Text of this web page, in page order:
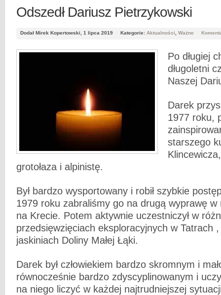
Odszedł Dariusz Pietrzykowski
Dodał Mirek Kopertowski, 1 lipca 2019 Kategorie: Aktualności Ważne
Po długiej
długoletni
Naszej
Darek
1977 roku,
starszego
grotołaza i alpinistę.
Był bardzo wysportowany i robił szybkie
1979 roku zabraliśmy go na drugą wyprawę
na Krecie. Potem aktywnie uczestniczył w
przedsięwzięciach eksploracyjnych w Tatrach
jaskiniach Doliny Małej Łąki.
Darek był człowiekiem bardzo skromnym i
równocześnie bardzo zdyscyplinowanym i
na niego liczyć w każdej najtrudniejszej